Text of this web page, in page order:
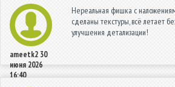
ameetk2 30
июня 2026
16:40
Нереальная фишка с
сделаны текстуры, всё летает
улучшения детализации!